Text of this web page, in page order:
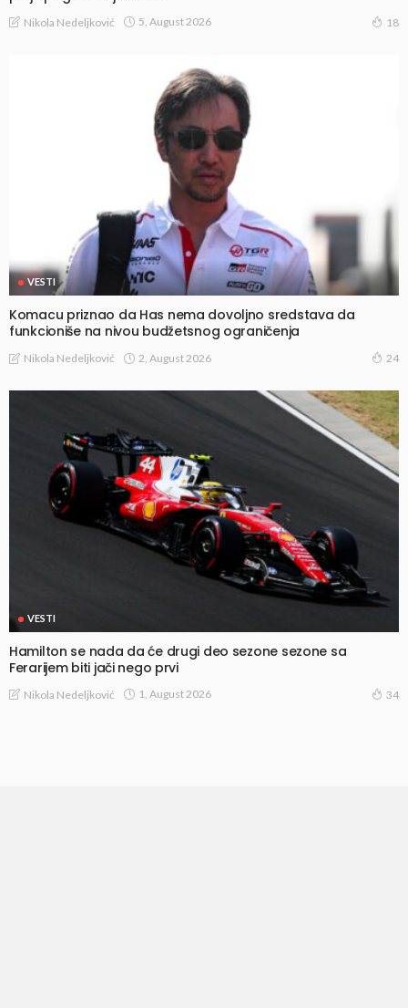
Nikola Nedeljković 5, August 2026 18
VESTI
Komacu priznao da Has nema dovoljno sredstava da
funkcioniše na nivou budžetsnog ograničenja
Nikola Nedeljković 2, August 2026 24
VESTI
Hamilton se nada da će drugi deo sezone sezone sa
Ferarijem biti jači nego prvi
Nikola Nedeljković 1, August 2026 34